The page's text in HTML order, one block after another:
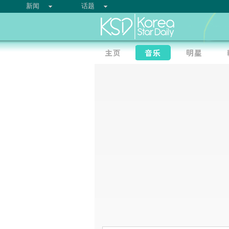
新闻 话题